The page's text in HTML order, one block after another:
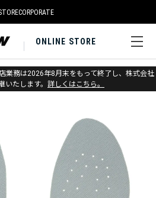
CORPORATE
ONLINE STORE
業務は2026年8月末をもって終了し、株式会社
いたします。 詳しくはこちら。
アクセサリー